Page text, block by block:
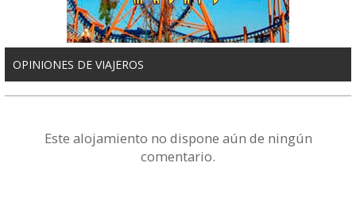
OPINIONES DE VIAJEROS
Este alojamiento no dispone aún de ningún
comentario.